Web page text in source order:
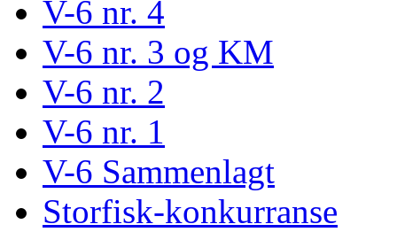
V-6 nr. 4
V-6 nr. 3 og KM
V-6 nr. 2
V-6 nr. 1
V-6 Sammenlagt
Storfisk-konkurranse